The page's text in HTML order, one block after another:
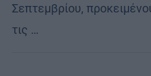
Σεπτεμβρίου,
τις …